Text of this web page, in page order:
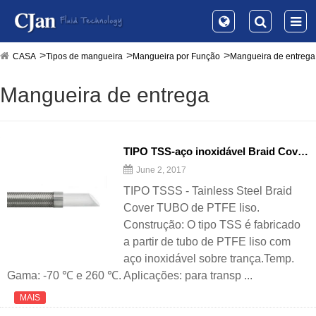
CASA Tipos de mangueira Mangueira por Função Mangueira de entrega
Mangueira de entrega
TIPO TSS-aço inoxidável Braid Cover Tube PTFE liso
June 2, 2017
TIPO TSSS - Tainless Steel Braid
Cover TUBO de PTFE liso.
Construção: O tipo TSS é fabricado
a partir de tubo de PTFE liso com
aço inoxidável sobre trança.Temp.
Gama: -70 ℃ e 260 ℃. Aplicações: para transp ...
MAIS